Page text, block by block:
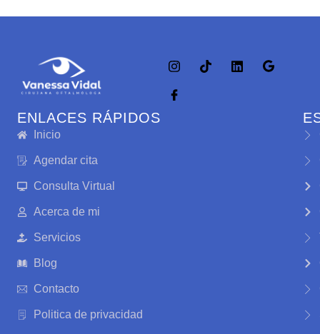
ENLACES RÁPIDOS
Inicio
Agendar cita
Consulta Virtual
Acerca de mi
Servicios
Blog
Contacto
Politica de privacidad